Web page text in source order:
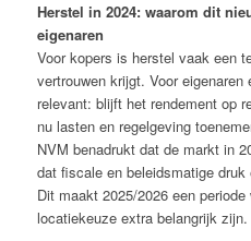
Herstel in 2024: waarom dit
eigenaren
Voor kopers is herstel vaak een
vertrouwen krijgt. Voor
relevant: blijft het rendement op
nu lasten en regelgeving
NVM benadrukt dat de markt in
dat fiscale en beleidsmatige
Dit maakt 2025/2026 een
locatiekeuze extra belangrijk zijn.